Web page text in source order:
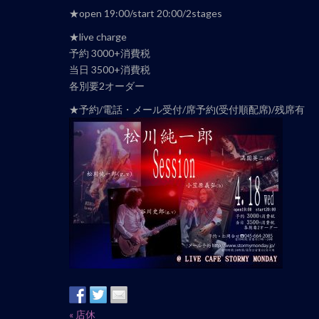
ナ
ゲ
ー
シ
ョ
ン
★open 19:00/start 20:00/2stages
★live charge
予約 3000+消費税
当日 3500+消費税
各別要2オーダー
★予約/電話・メール受付/席予約(受付順配席)/残席有
«店休